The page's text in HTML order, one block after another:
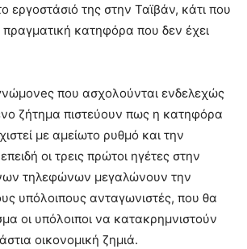
εργοστάσιό της στην Ταϊβάν, κάτι που
κατηφόρα που δεν έχει
που ασχολούνται ενδελεχώς
ζήτημα πιστεύουν πως η κατηφόρα
με αμείωτο ρυθμό και την
οι τρεις πρώτοι ηγέτες στην
τηλεφώνων μεγαλώνουν την
υπόλοιπους ανταγωνιστές, που θα
οι υπόλοιποι να κατακρημνιστούν
οικονομική ζημιά.